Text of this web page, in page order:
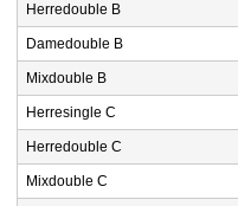
Herredouble B
Damedouble B
Mixdouble B
Herresingle C
Herredouble C
Mixdouble C